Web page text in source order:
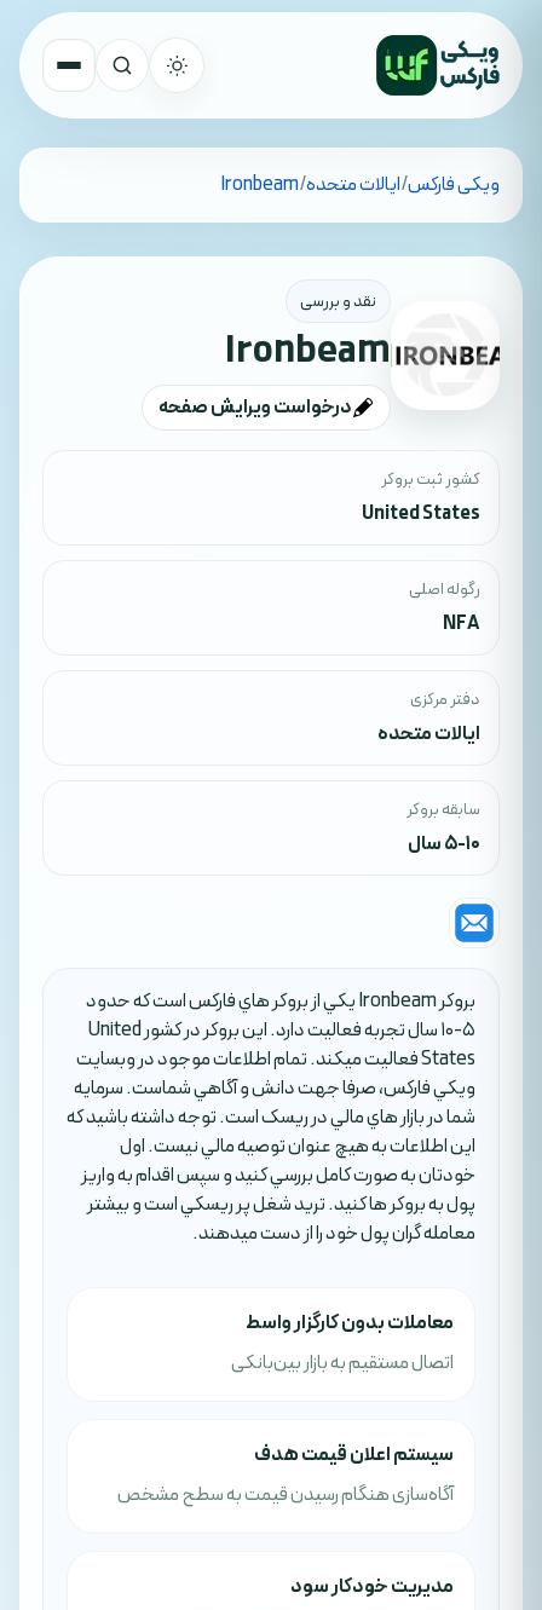
تمام کشورهاویکی فارکس/ایالات متحده/
Ironbeam
نقد و بررسی
Ironbeam
درخواست ویرایش صفحه
کشور ثبت بروکر
United States
رگوله اصلی
NFA
دفتر مرکزی
ایالات متحده
سابقه بروکر
5-10 سال
بروکر Ironbeam يکي از بروکر هاي فارکس است که حدود
5-10 سال تجربه فعاليت دارد. اين بروکر در کشور United
States فعاليت ميکند. تمام اطلاعات موجود در وبسايت
ويکي فارکس، صرفا جهت دانش و آگاهي شماست. سرمايه
شما در بازار هاي مالي در ريسک است. توجه داشته باشيد که
اين اطلاعات به هيچ عنوان توصيه مالي نيست. اول
خودتان به صورت کامل بررسي کنيد و سپس اقدام به واريز
پول به بروکر ها کنيد. تريد شغل پر ريسکي است و بيشتر
معامله گران پول خود را از دست ميدهند.
معاملات بدون کارگزار واسط
اتصال مستقیم به بازار بین‌بانکی
سیستم اعلان قیمت هدف
آگاه‌سازی هنگام رسیدن قیمت به سطح مشخص
مدیریت خودکار سود